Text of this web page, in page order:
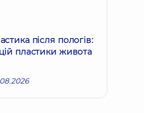
після пологів:
пластики живота